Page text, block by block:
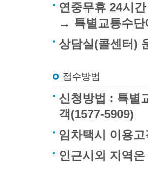
연중무휴 24시
→ 특별교통수단
상담실(콜센터)
접수방법
신청방법 : 특별
객(1577-5909)
임차택시 이용
인근시외 지역